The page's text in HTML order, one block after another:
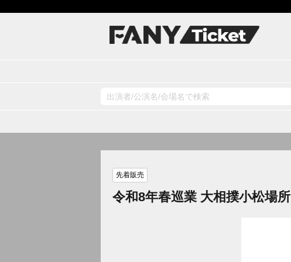
先着販売
令和8年春巡業 大相撲小松場所